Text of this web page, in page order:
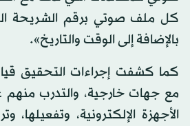
كل ملف صوتي برقم الشريحة
بالإضافة إلى الوقت والتاريخ».
كما كشفت إجراءات التحقيق
مع جهات خارجية، والتدرب
الأجهزة الإلكترونية، وتفعيلها،